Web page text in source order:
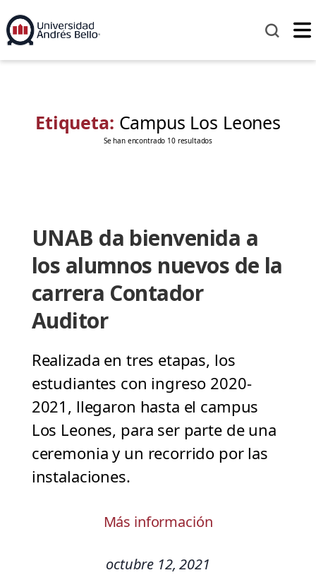
Etiqueta: Campus Los Leones
Se han encontrado 10 resultados
UNAB da bienvenida a
los alumnos nuevos de la
carrera Contador
Auditor
Realizada en tres etapas, los
estudiantes con ingreso 2020-
2021, llegaron hasta el campus
Los Leones, para ser parte de una
ceremonia y un recorrido por las
instalaciones.
Más información
octubre 12, 2021